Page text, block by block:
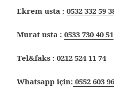
Ekrem usta :0532 332 59
Murat usta :0533 730 40 51
Tel&faks :0212 524 11 74
Whatsapp için: 0552 603